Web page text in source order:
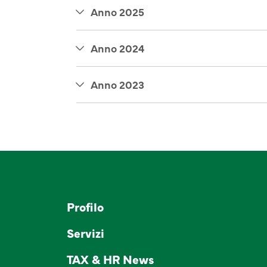
Anno 2025
Anno 2024
Anno 2023
Profilo
Servizi
TAX & HR News